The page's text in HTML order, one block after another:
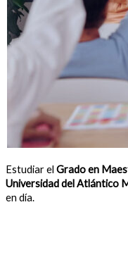
Estudiar el Grado en
Universidad del Atlántico
en día.